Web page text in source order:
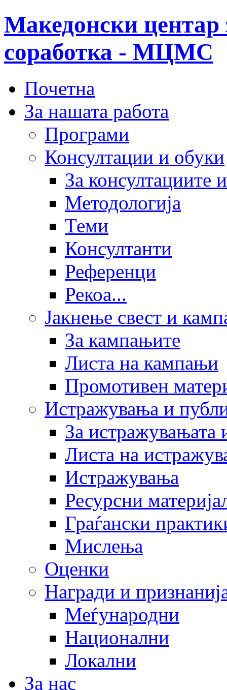
Македонски центар
соработка - МЦМС
Почетна
За нашата работа
Програми
Консултации и обуки
За консултациите
Методологија
Теми
Консултанти
Референци
Рекоа...
Јакнење свест и
За кампањите
Листа на кампањи
Промотивен
Истражувања и
За истражувањата
Листа на
Истражувања
Ресурсни
Граѓански
Мислења
Оценки
Награди и
Меѓународни
Национални
Локални
За нас